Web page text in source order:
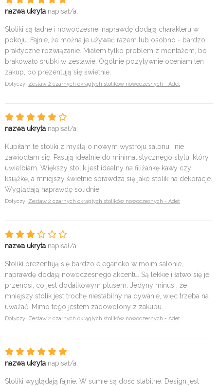
nazwa ukryta napisał/a:
Stoliki są ładne i nowoczesne, naprawdę dodają charakteru w
pokoju. Fajnie, że można je używać razem lub osobno - bardzo
praktyczne rozwiązanie. Miałem tylko problem z montażem, bo
brakowało śrubki w zestawie. Ogólnie pozytywnie oceniam ten
zakup, bo prezentują się świetnie.
Dotyczy: Zestaw 2 czarnych okrągłych stolików nowoczesnych - Adet
nazwa ukryta napisał/a:
Kupiłam te stoliki z myślą o nowym wystroju salonu i nie
zawiodłam się. Pasują idealnie do minimalistycznego stylu, który
uwielbiam. Większy stolik jest idealny na filiżankę kawy czy
książkę, a mniejszy świetnie sprawdza się jako stolik na dekoracje.
Wyglądają naprawdę solidnie.
Dotyczy: Zestaw 2 czarnych okrągłych stolików nowoczesnych - Adet
nazwa ukryta napisał/a:
Stoliki prezentują się bardzo elegancko w moim salonie,
naprawdę dodają nowoczesnego akcentu. Są lekkie i łatwo się je
przenosi, co jest dodatkowym plusem. Jedyny minus , że
mniejszy stolik jest trochę niestabilny na dywanie, więc trzeba na
uważać. Mimo tego jestem zadowolony z zakupu.
Dotyczy: Zestaw 2 czarnych okrągłych stolików nowoczesnych - Adet
nazwa ukryta napisał/a:
Stoliki wyglądają fajnie. W sumie są dość stabilne. Design jest